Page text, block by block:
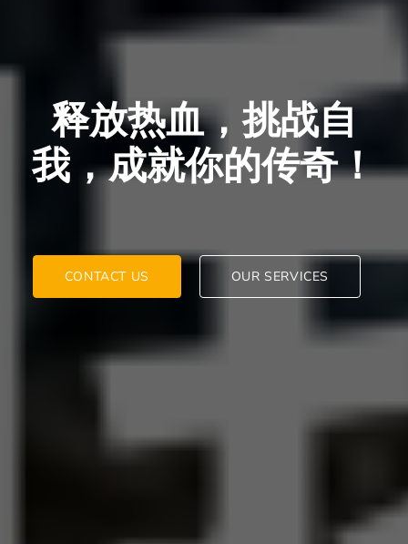
释放热血，挑战自
我，成就你的传奇！
CONTACT US OUR SERVICES